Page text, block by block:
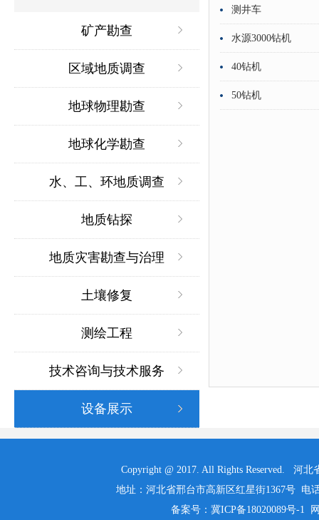
矿产勘查
区域地质调查
地球物理勘查
地球化学勘查
水、工、环地质调查
地质钻探
地质灾害勘查与治理
土壤修复
测绘工程
技术咨询与技术服务
设备展示
测井车
水源3000钻机
40钻机
50钻机
Copyright @ 2017. All Rights Reserved. 河
地址：河北省邢台市高新区红星街1367号 电话
备案号：冀ICP备18020089号-1